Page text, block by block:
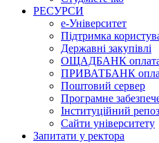
РЕСУРСИ
е-Університет
Підтримка
Державні закупівлі
ОЩАДБАНК
ПРИВАТБАНК
Поштовий сервер
Програмне
Інституційний
Сайти університету
Запитати у ректора